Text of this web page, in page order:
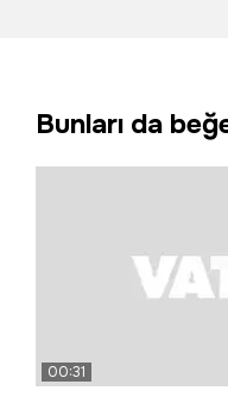
Bunları da
00:31